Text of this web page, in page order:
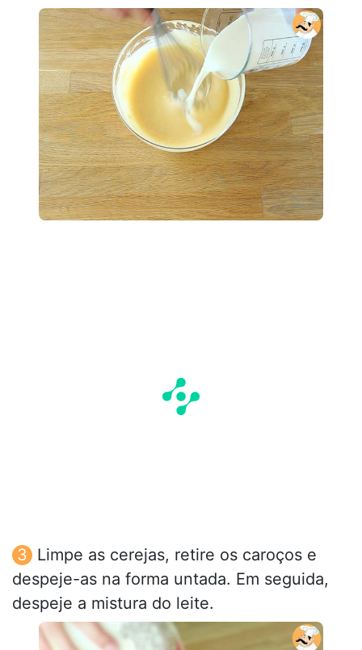
Limpe as cerejas, retire os caroços e
despeje-as na forma untada. Em seguida,
despeje a mistura do leite.